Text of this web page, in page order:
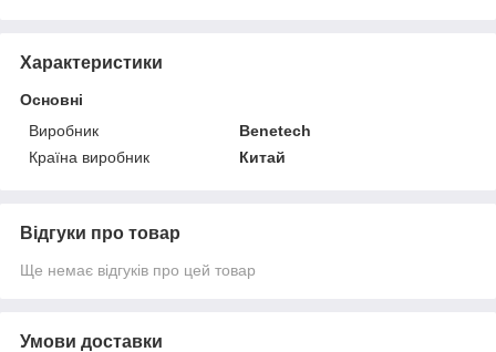
Характеристики
Основні
Виробник
Benetech
Країна виробник
Китай
Відгуки про товар
Ще немає відгуків про цей товар
Умови доставки